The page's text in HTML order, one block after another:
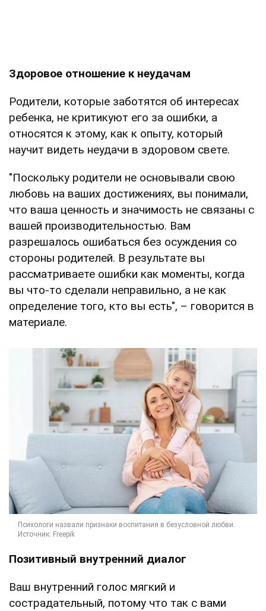
Здоровое отношение к неудачам
Родители, которые заботятся об интересах
ребенка, не критикуют его за ошибки, а
относятся к этому, как к опыту, который
научит видеть неудачи в здоровом свете.
"Поскольку родители не основывали свою
любовь на ваших достижениях, вы понимали,
что ваша ценность и значимость не связаны с
вашей производительностью. Вам
разрешалось ошибаться без осуждения со
стороны родителей. В результате вы
рассматриваете ошибки как моменты, когда
вы что-то сделали неправильно, а не как
определение того, кто вы есть", – говорится в
материале.
Позитивный внутренний диалог
Ваш внутренний голос мягкий и
сострадательный, потому что так с вами